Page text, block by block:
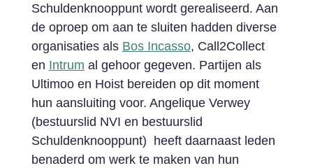
Schuldenknooppunt wordt gerealiseerd. Aan
de oproep om aan te sluiten hadden diverse
organisaties als Bos Incasso, Call2Collect
en Intrum al gehoor gegeven. Partijen als
Ultimoo en Hoist bereiden op dit moment
hun aansluiting voor. Angelique Verwey
(bestuurslid NVI en bestuurslid
Schuldenknooppunt) heeft daarnaast leden
benaderd om werk te maken van hun